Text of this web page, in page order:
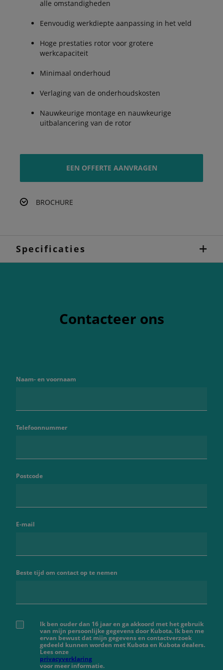
alle omstandigheden
Eenvoudig werkdiepte aanpassing in het veld
Hoge prestaties rotor voor grotere
werkcapaciteit
Minimaal onderhoud
Verlaging van de onderhoudskosten
Nauwkeurige montage en nauwkeurige
uitbalancering van de rotor
EEN OFFERTE AANVRAGEN
BROCHURE
Specificaties
Contacteer ons
Naam- en voornaam
Telefoonnummer
Postcode
E-mail
Beste tijd om contact op te nemen
Ik ben ouder dan 16 jaar en ga akkoord met het gebruik
van mijn persoonlijke gegevens door Kubota. Ik ben me
ervan bewust dat mijn gegevens en contactverzoek
gedeeld kunnen worden met Kubota en Kubota dealers.
Lees onze
privacyverklaring
voor meer informatie.